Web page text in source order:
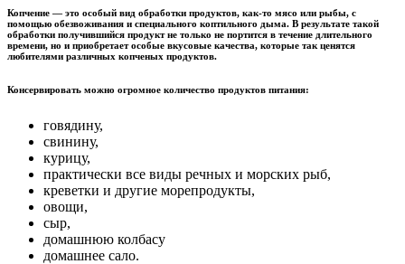
Копчение — это особый вид обработки продуктов, как-то мясо или рыбы, с
помощью обезвоживания и специального коптильного дыма. В результате такой
обработки получившийся продукт не только не портится в течение длительного
времени, но и приобретает особые вкусовые качества, которые так ценятся
любителями различных копченых продуктов.
Консервировать можно огромное количество продуктов питания:
говядину,
свинину,
курицу,
практически все виды речных и морских рыб,
креветки и другие морепродукты,
овощи,
сыр,
домашнюю колбасу
домашнее сало.